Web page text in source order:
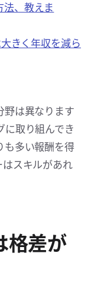
、教えま
きく年収を減ら
野は異なります
に取り組んでき
も多い報酬を得
はスキルがあれ
格差が